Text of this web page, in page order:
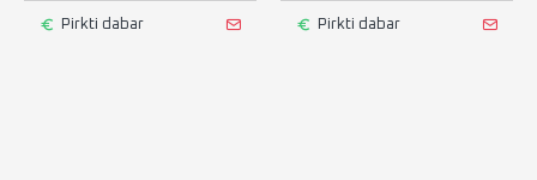
Pirkti dabar Pirkti dabar